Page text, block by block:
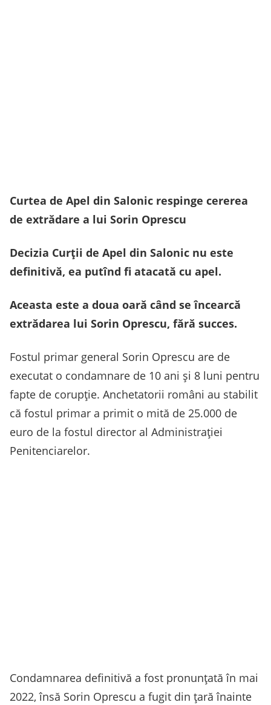
Curtea de Apel din Salonic respinge cererea
de extrădare a lui Sorin Oprescu
Decizia Curții de Apel din Salonic nu este
definitivă, ea putînd fi atacată cu apel.
Aceasta este a doua oară când se încearcă
extrădarea lui Sorin Oprescu, fără succes.
Fostul primar general Sorin Oprescu are de
executat o condamnare de 10 ani și 8 luni pentru
fapte de corupție. Anchetatorii români au stabilit
că fostul primar a primit o mită de 25.000 de
euro de la fostul director al Administrației
Penitenciarelor.
Condamnarea definitivă a fost pronunțată în mai
2022, însă Sorin Oprescu a fugit din țară înainte